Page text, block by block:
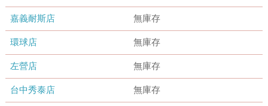
嘉義耐斯店 無庫存
環球店 無庫存
左營店 無庫存
台中秀泰店 無庫存